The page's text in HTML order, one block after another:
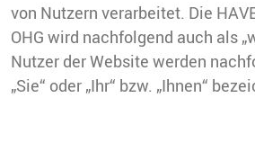
von Nutzern verarbeitet. Die
OHG wird nachfolgend auch als
Nutzer der Website werden
„Sie“ oder „Ihr“ bzw. „Ihnen“